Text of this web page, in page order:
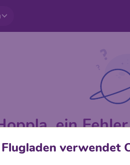
ein
Flugladen verwendet